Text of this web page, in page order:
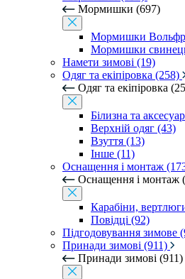
Мормишки (697)
Мормишки
Мормишки
Намети зимові (19)
Одяг та екіпіровка (258)
Одяг та екіпіровка
Білизна та
Верхній одяг (43)
Взуття (13)
Інше (11)
Оснащення і монтаж
Оснащення і монтаж
Карабіни,
Повідці (92)
Підгодовування зимове
Принади зимові (911)
Принади зимові (911)